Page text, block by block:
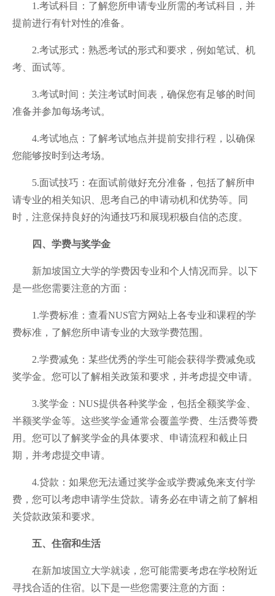
1.考试科目：了解您所申请专业所需的考试科目，并
提前进行有针对性的准备。
2.考试形式：熟悉考试的形式和要求，例如笔试、机
考、面试等。
3.考试时间：关注考试时间表，确保您有足够的时间
准备并参加每场考试。
4.考试地点：了解考试地点并提前安排行程，以确保
您能够按时到达考场。
5.面试技巧：在面试前做好充分准备，包括了解所申
请专业的相关知识、思考自己的申请动机和优势等。同
时，注意保持良好的沟通技巧和展现积极自信的态度。
四、学费与奖学金
新加坡国立大学的学费因专业和个人情况而异。以下
是一些您需要注意的方面：
1.学费标准：查看NUS官方网站上各专业和课程的学
费标准，了解您所申请专业的大致学费范围。
2.学费减免：某些优秀的学生可能会获得学费减免或
奖学金。您可以了解相关政策和要求，并考虑提交申请。
3.奖学金：NUS提供各种奖学金，包括全额奖学金、
半额奖学金等。这些奖学金通常会覆盖学费、生活费等费
用。您可以了解奖学金的具体要求、申请流程和截止日
期，并考虑提交申请。
4.贷款：如果您无法通过奖学金或学费减免来支付学
费，您可以考虑申请学生贷款。请务必在申请之前了解相
关贷款政策和要求。
五、住宿和生活
在新加坡国立大学就读，您可能需要考虑在学校附近
寻找合适的住宿。以下是一些您需要注意的方面：